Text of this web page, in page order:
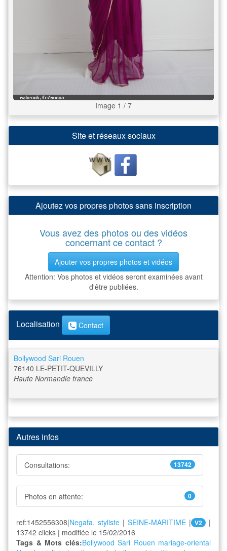
Image 1 / 7
Site et réseaux sociaux
Ajoutez vos propres photos sans inscription
Vous avez des photos ou des vidéos
concernant ce contact ?
Ajouter vos propres photos et vidéos
Attention: Vos photos et vidéos seront examinées avant
d'être publiées.
Localisation Contact
Bollywood Sari Rouen
76140 LE-PETIT-QUEVILLY
Haute Normandie france
Autres infos
Consultations: 13742
Photos en attente: 0
ref:1452556308|Negafa, styliste | SEINE-MARITIME | V2
|
13742 clicks | modifiée le 15/02/2016
Tags & Mots clés:Bollywood Sari Rouen mariage-oriental